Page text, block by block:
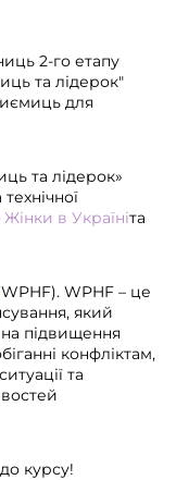
2-го етапу
та лідерок"
для
та лідерок»
технічної
в Україніта
WPHF – це
який
на підвищення
конфліктам,
та
курсу!